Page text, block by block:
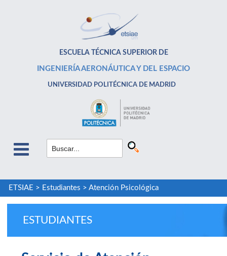
ESCUELA TÉCNICA SUPERIOR DE
INGENIERÍA AERONÁUTICA Y DEL ESPACIO
UNIVERSIDAD POLITÉCNICA DE MADRID
ETSIAE > Estudiantes > Atención Psicológica
ESTUDIANTES